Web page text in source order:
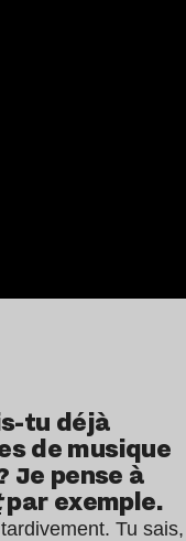
tu déjà
de musique
Je pense à
par exemple.
Tu sais,